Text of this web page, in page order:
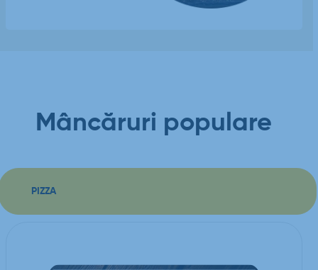
Mâncăruri populare
PIZZA